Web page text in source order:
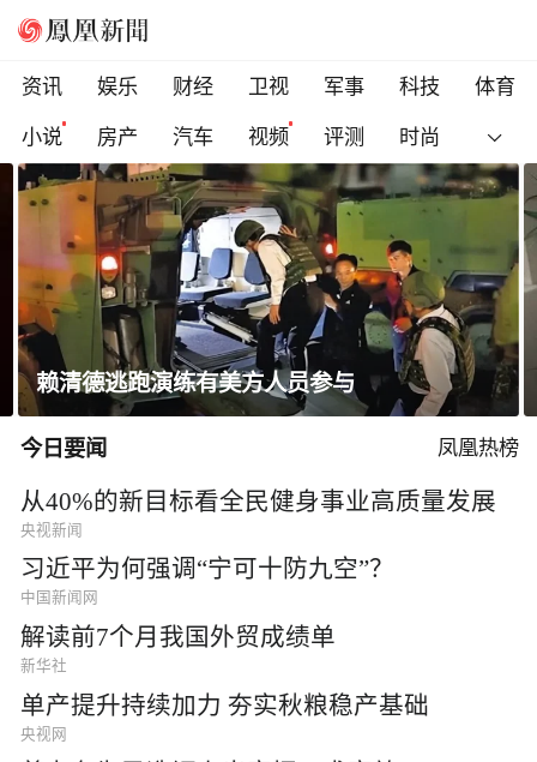
资讯 娱乐 财经 卫视 军事 科技
体育
小说
房产 汽车 视频 评测 时尚
赖清德逃跑演练有美方人员参与
今日要闻 凤凰热榜
从40%的新目标看全民健身事业高质量发展
央视新闻
习近平为何强调“宁可十防九空”？
中国新闻网
解读前7个月我国外贸成绩单
新华社
单产提升持续加力 夯实秋粮稳产基础
央视网